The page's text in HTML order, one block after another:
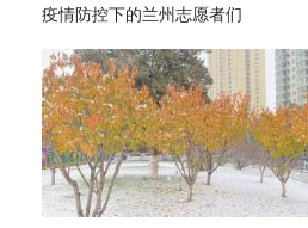
疫情防控下的兰州志愿者们